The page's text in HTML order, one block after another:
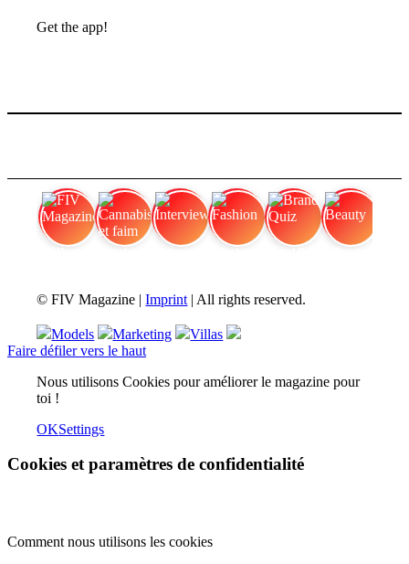
Get the app!
© FIV Magazine |Imprint | All rights reserved.
Models Marketing
Villas
Faire défiler vers le haut
Nous utilisons Cookies pour améliorer le magazine pour
toi !
OKSettings
Cookies et paramètres de confidentialité
Comment nous utilisons les cookies